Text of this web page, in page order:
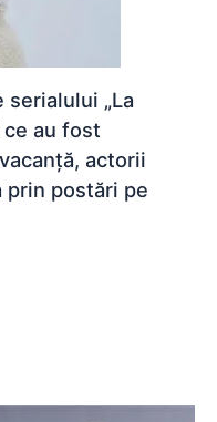
„La
ce au fost
actorii
postări pe